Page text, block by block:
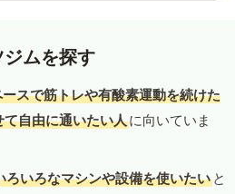
ムを探す
スで筋トレや有酸素運動を続けた
自由に通いたい人に向いていま
ろいろなマシンや設備を使いたい と